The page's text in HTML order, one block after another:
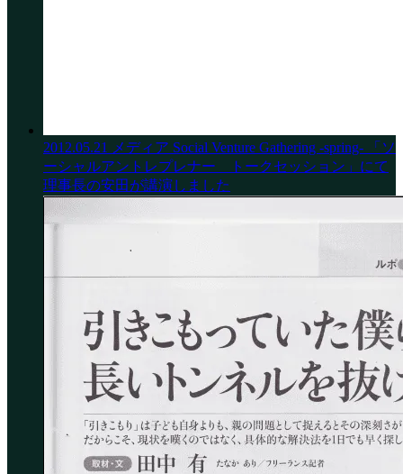
2012.05.21 メディア Social Venture Gathering -spring- 「ソ
ーシャルアントレプレナー トークセッション」にて
理事長の安田が講演しました